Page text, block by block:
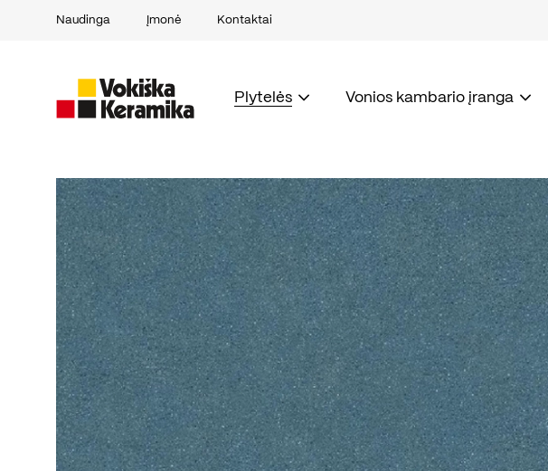
Naudinga Įmonė Kontaktai
Plytelės Vonios kambario įranga